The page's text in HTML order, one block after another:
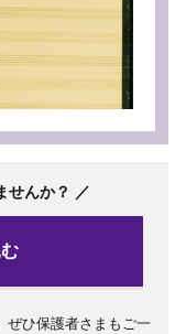
せんか？ ／
ぜひ保護者さまもご一